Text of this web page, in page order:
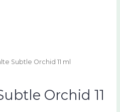
Subtle Orchid 11 ml
Orchid 11